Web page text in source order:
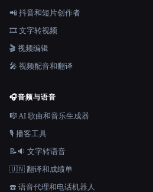
📲 抖音和短片创作者
🎞️ 文字转视频
🎬 视频编辑
🎤 视频配音和翻译
🎧音频与语音
🎼 AI 歌曲和音乐生成器
🎙️ 播客工具
📝🔉 文字转语音
🇺🇳 翻译和成绩单
☎️ 语音代理和电话机器人